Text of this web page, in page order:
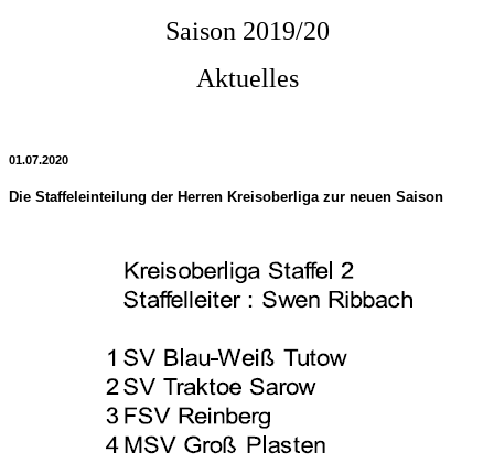
Saison 2019/20
Aktuelles
01.07.2020
Die Staffeleinteilung der Herren Kreisoberliga zur neuen Saison